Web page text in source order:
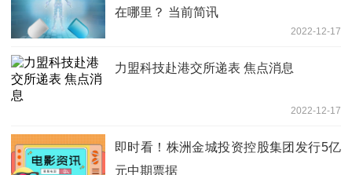
在哪里？ 当前简讯
2022-12-17
力盟科技赴港交所递表 焦点消息
2022-12-17
即时看！株洲金城投资控股集团发行5亿
元中期票据